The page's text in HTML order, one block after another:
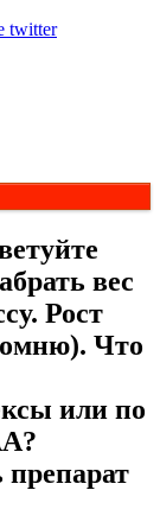
twitter
вес
Рост
Что
или по
препарат